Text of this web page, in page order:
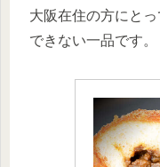
大阪在住の方にと
できない一品です。